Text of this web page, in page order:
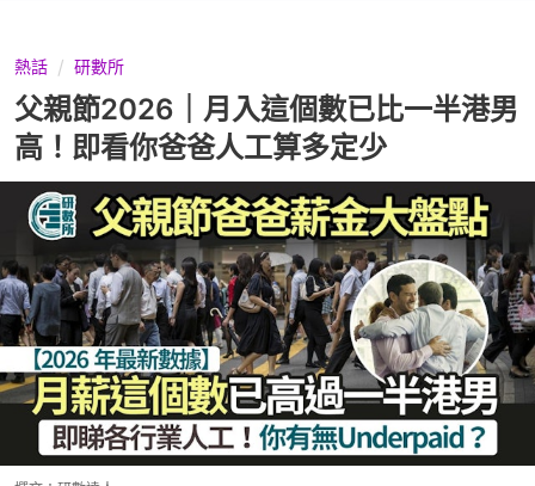
熱話 研數所
父親節2026｜月入這個數已比一半港男
高！即看你爸爸人工算多定少